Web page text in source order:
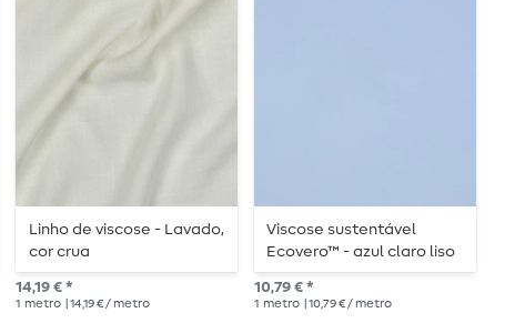
Linho de viscose - Lavado,
cor crua
14,19 € *
1 metro | 14,19 € / metro
Viscose sustentável
Ecovero™ - azul claro liso
10,79 € *
1 metro | 10,79 € / metro